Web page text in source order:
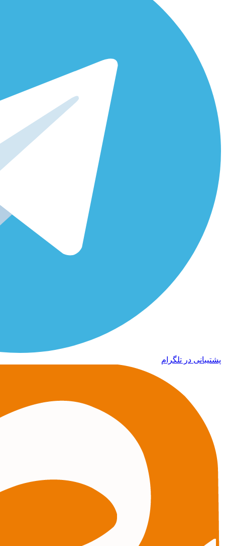
پشتیبانی در تلگرام